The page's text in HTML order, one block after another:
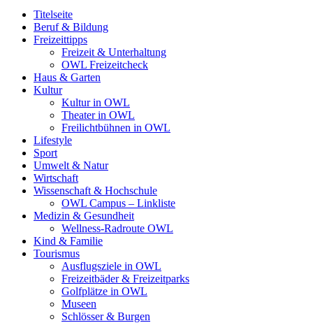
Titelseite
Beruf & Bildung
Freizeittipps
Freizeit & Unterhaltung
OWL Freizeitcheck
Haus & Garten
Kultur
Kultur in OWL
Theater in OWL
Freilichtbühnen in OWL
Lifestyle
Sport
Umwelt & Natur
Wirtschaft
Wissenschaft & Hochschule
OWL Campus – Linkliste
Medizin & Gesundheit
Wellness-Radroute OWL
Kind & Familie
Tourismus
Ausflugsziele in OWL
Freizeitbäder & Freizeitparks
Golfplätze in OWL
Museen
Schlösser & Burgen